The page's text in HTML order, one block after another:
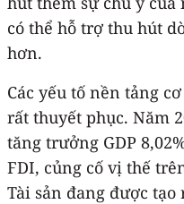
có thể hỗ trợ thu hút
hơn.
Các yếu tố nền tảng
rất thuyết phục. Năm
tăng trưởng GDP
FDI, củng cố vị thế
Tài sản đang được